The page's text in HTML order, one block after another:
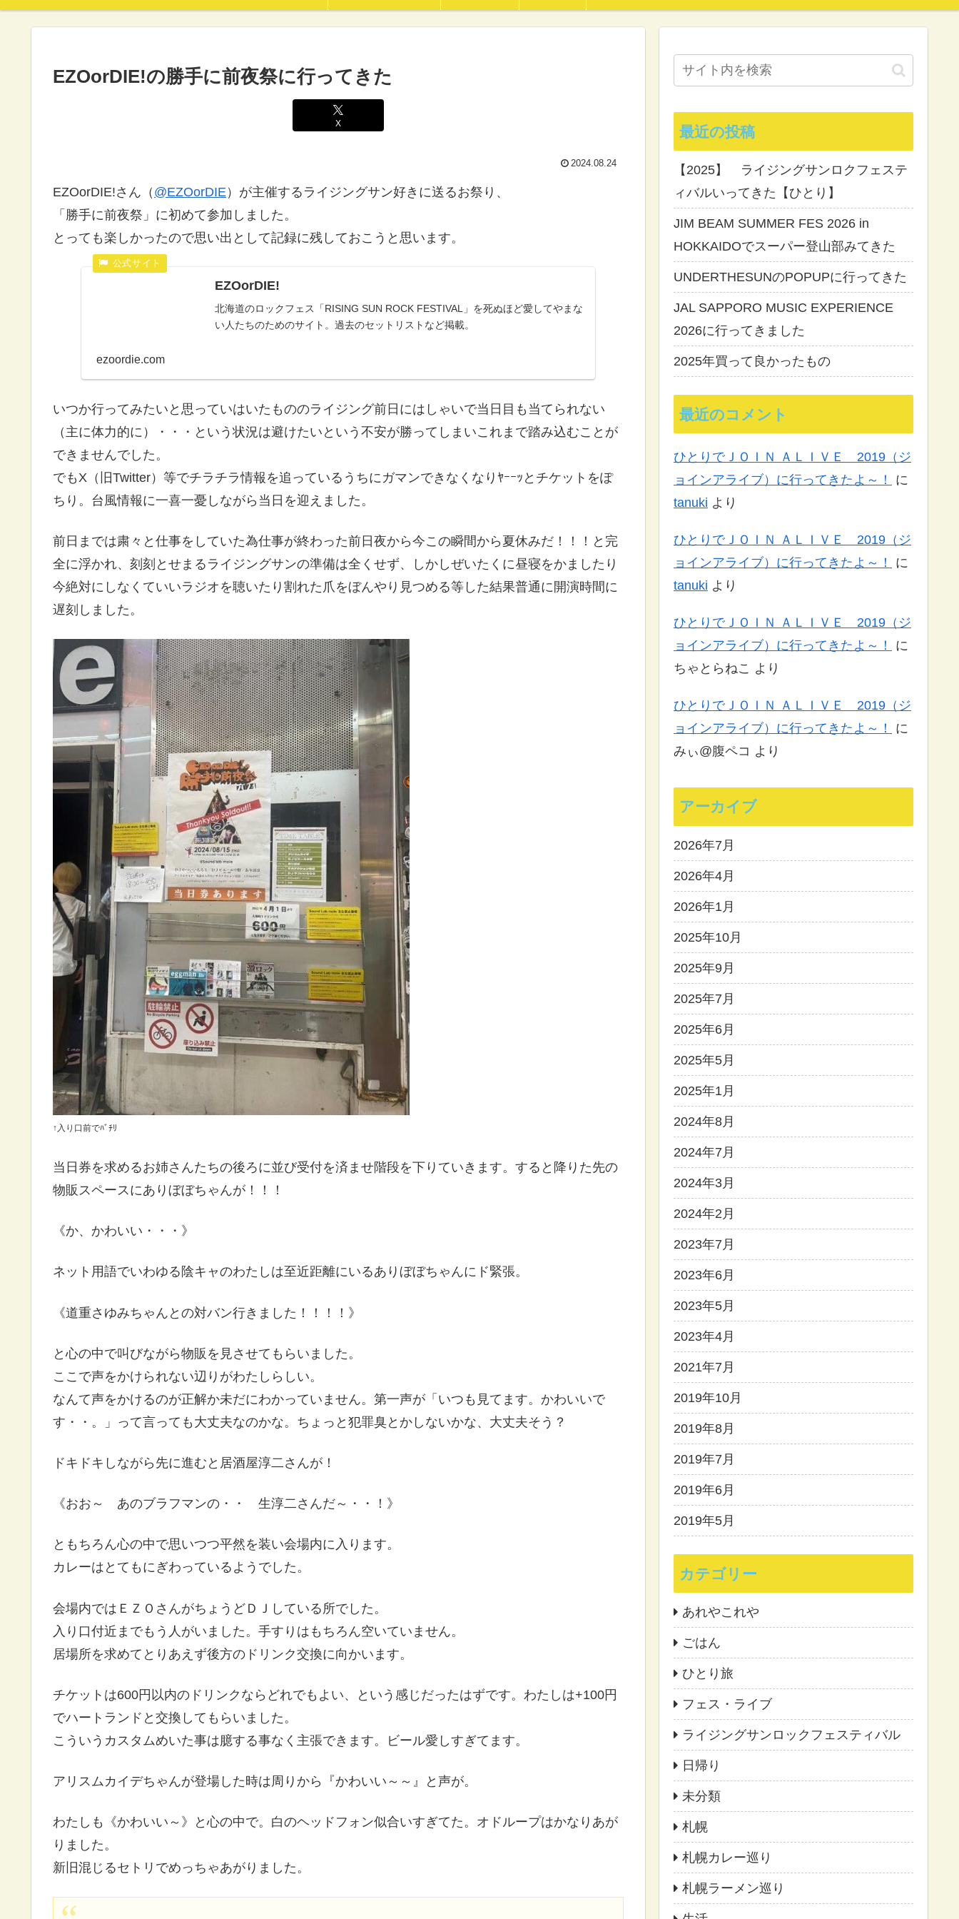
EZOorDIE!の勝手に前夜祭に行ってきた
X
2024.08.24
EZOorDIE!さん（ @EZOorDIE）が主催するライジングサン好きに送るお祭り、
「勝手に前夜祭」に初めて参加しました。
とっても楽しかったので思い出として記録に残しておこうと思います。
EZOorDIE!
北海道のロックフェス「RISING SUN ROCK FESTIVAL」を死ぬほど愛してやまな
い人たちのためのサイト。過去のセットリストなど掲載。
ezoordie.com
いつか行ってみたいと思っていはいたもののライジング前日にはしゃいで当日目も当てられない
（主に体力的に）・・・という状況は避けたいという不安が勝ってしまいこれまで踏み込むことが
できませんでした。
でもX（旧Twitter）等でチラチラ情報を追っているうちにガマンできなくなりﾔｰｰｯとチケットをぽ
ちり。台風情報に一喜一憂しながら当日を迎えました。
前日までは粛々と仕事をしていた為仕事が終わった前日夜から今この瞬間から夏休みだ！！！と完
全に浮かれ、刻刻とせまるライジングサンの準備は全くせず、しかしぜいたくに昼寝をかましたり
今絶対にしなくていいラジオを聴いたり割れた爪をぼんやり見つめる等した結果普通に開演時間に
遅刻しました。
↑入り口前でﾊﾞﾁﾘ
当日券を求めるお姉さんたちの後ろに並び受付を済ませ階段を下りていきます。すると降りた先の
物販スペースにありぼぼちゃんが！！！
《か、かわいい・・・》
ネット用語でいわゆる陰キャのわたしは至近距離にいるありぼぼちゃんにド緊張。
《道重さゆみちゃんとの対バン行きました！！！！》
と心の中で叫びながら物販を見させてもらいました。
ここで声をかけられない辺りがわたしらしい。
なんて声をかけるのが正解か未だにわかっていません。第一声が「いつも見てます。かわいいで
す・・。」って言っても大丈夫なのかな。ちょっと犯罪臭とかしないかな、大丈夫そう？
ドキドキしながら先に進むと居酒屋淳二さんが！
《おお～ あのブラフマンの・・ 生淳二さんだ～・・！》
ともちろん心の中で思いつつ平然を装い会場内に入ります。
カレーはとてもにぎわっているようでした。
会場内ではＥＺＯさんがちょうどＤＪしている所でした。
入り口付近までもう人がいました。手すりはもちろん空いていません。
居場所を求めてとりあえず後方のドリンク交換に向かいます。
チケットは600円以内のドリンクならどれでもよい、という感じだったはずです。わたしは+100円
でハートランドと交換してもらいました。
こういうカスタムめいた事は臆する事なく主張できます。ビール愛しすぎてます。
アリスムカイデちゃんが登場した時は周りから『かわいい～～』と声が。
わたしも《かわいい～》と心の中で。白のヘッドフォン似合いすぎてた。オドループはかなりあが
りました。
新旧混じるセトリでめっちゃあがりました。
最近の投稿
【2025】 ライジングサンロクフェステ
ィバルいってきた【ひとり】
JIM BEAM SUMMER FES 2026 in
HOKKAIDOでスーパー登山部みてきた
UNDERTHESUNのPOPUPに行ってきた
JAL SAPPORO MUSIC EXPERIENCE
2026に行ってきました
2025年買って良かったもの
最近のコメント
ひとりでＪＯＩＮ ＡＬＩＶＥ 2019（ジ
ョインアライブ）に行ってきたよ～！
に
tanuki より
ひとりでＪＯＩＮ ＡＬＩＶＥ 2019（ジ
ョインアライブ）に行ってきたよ～！
に
tanuki より
ひとりでＪＯＩＮ ＡＬＩＶＥ 2019（ジ
ョインアライブ）に行ってきたよ～！
に
ちゃとらねこ より
ひとりでＪＯＩＮ ＡＬＩＶＥ 2019（ジ
ョインアライブ）に行ってきたよ～！
に
みぃ@腹ペコ より
アーカイブ
2026年7月
2026年4月
2026年1月
2025年10月
2025年9月
2025年7月
2025年6月
2025年5月
2025年1月
2024年8月
2024年7月
2024年3月
2024年2月
2023年7月
2023年6月
2023年5月
2023年4月
2021年7月
2019年10月
2019年8月
2019年7月
2019年6月
2019年5月
カテゴリー
あれやこれや
ごはん
ひとり旅
フェス・ライブ
ライジングサンロックフェスティバル
日帰り
未分類
札幌
札幌カレー巡り
札幌ラーメン巡り